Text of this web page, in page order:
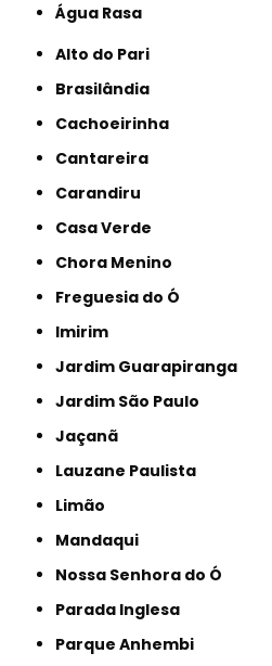
Água Rasa
Alto do Pari
Brasilândia
Cachoeirinha
Cantareira
Carandiru
Casa Verde
Chora Menino
Freguesia do Ó
Imirim
Jardim Guarapiranga
Jardim São Paulo
Jaçanã
Lauzane Paulista
Limão
Mandaqui
Nossa Senhora do Ó
Parada Inglesa
Parque Anhembi